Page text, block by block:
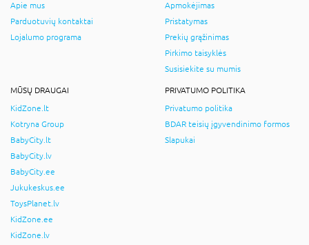
Apie mus
Parduotuvių kontaktai
Lojalumo programa
Apmokėjimas
Pristatymas
Prekių grąžinimas
Pirkimo taisyklės
Susisiekite su mumis
MŪSŲ DRAUGAI
KidZone.lt
Kotryna Group
BabyCity.lt
BabyCity.lv
BabyCity.ee
Jukukeskus.ee
ToysPlanet.lv
KidZone.ee
KidZone.lv
PRIVATUMO POLITIKA
Privatumo politika
BDAR teisių įgyvendinimo formos
Slapukai